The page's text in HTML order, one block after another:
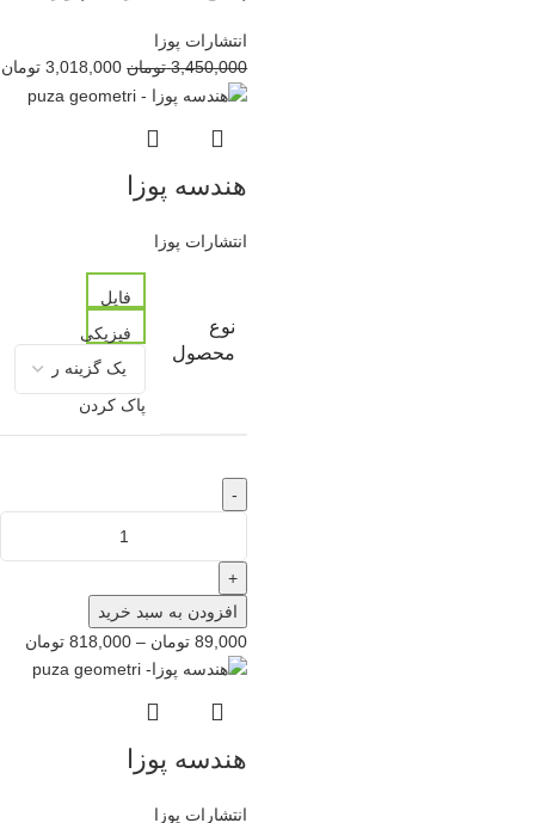
انتشارات پوزا
3,450,000 تومان 3,018,000 تومان
هندسه پوزا
انتشارات پوزا
نوع
محصول
فایل
فیزیکی
پاک کردن
-
+
افزودن به سبد خرید
89,000 تومان –
818,000 تومان
هندسه پوزا
انتشارات پوزا